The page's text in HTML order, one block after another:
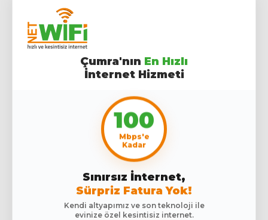
Çumra'nın En Hızlı
İnternet Hizmeti
100
Mbps'e
Kadar
Sınırsız İnternet,
Sürpriz Fatura Yok!
Kendi altyapımız ve son teknoloji ile
evinize özel kesintisiz internet.